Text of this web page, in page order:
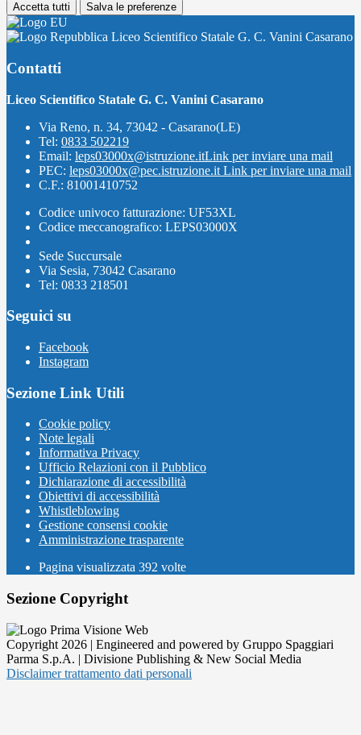
Accetta tutti Salva le preferenze
Liceo Scientifico Statale G. C. Vanini Casarano
Contatti
Liceo Scientifico Statale G. C. Vanini Casarano
Via Reno, n. 34, 73042 - Casarano(LE)
Tel: 0833 502219
Email: leps03000x@istruzione.itLink per inviare una mail
PEC: leps03000x@pec.istruzione.it Link per inviare una mail
C.F.: 81001410752
Codice univoco fatturazione: UF53XL
Codice meccanografico: LEPS03000X
Sede Succursale
Via Sesia, 73042 Casarano
Tel: 0833 218501
Seguici su
Facebook
Instagram
Sezione Link Utili
Cookie policy
Note legali
Informativa Privacy
Ufficio Relazioni con il Pubblico
Dichiarazione di accessibilità
Obiettivi di accessibilità
Whistleblowing
Gestione consensi cookie
Amministrazione trasparente
Pagina visualizzata 392 volte
Sezione Copyright
Copyright 2026 | Engineered and powered by Gruppo Spaggiari
Parma S.p.A. | Divisione Publishing & New Social Media
Disclaimer trattamento dati personali